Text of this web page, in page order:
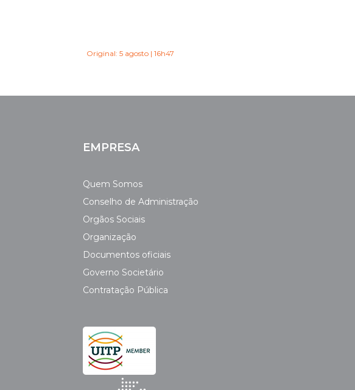
Original: 5 agosto | 16h47
EMPRESA
Quem Somos
Conselho de Administração
Orgãos Sociais
Organização
Documentos oficiais
Governo Societário
Contratação Pública